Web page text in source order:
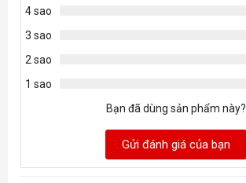
4 sao
3 sao
2 sao
1 sao
Bạn đã dùng sản phẩm này?
Gửi đánh giá của bạn